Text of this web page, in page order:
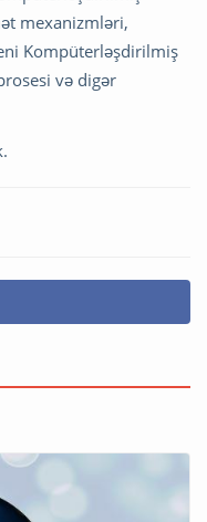
mexanizmləri,
Kompüterləşdirilmiş
və digər